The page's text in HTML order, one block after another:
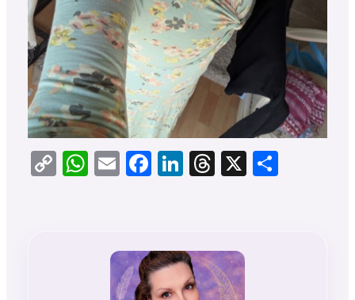
CopyWhatsApp
EmailFacebook
LinkedIn
Threads
X Teilen